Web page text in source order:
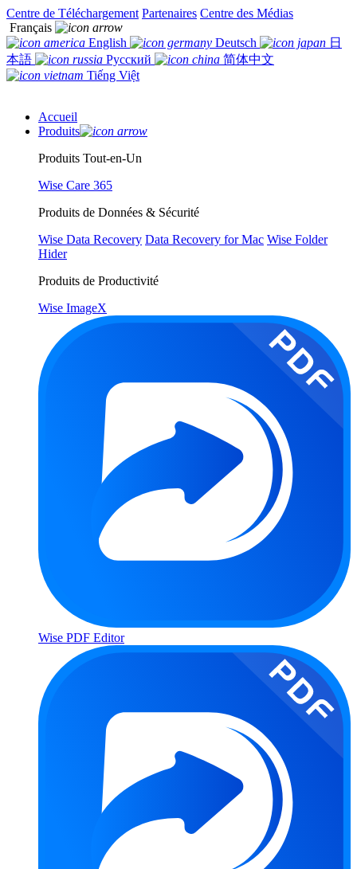
Centre de Téléchargement Partenaires Centre des Médias
Français
English
Deutsch
日
本語
Русский
简体中文
Tiếng Việt
Accueil
Produits
Produits Tout-en-Un
Wise Care 365
Produits de Données & Sécurité
Wise Data Recovery Data Recovery for Mac Wise Folder
Hider
Produits de Productivité
Wise ImageX
Wise PDF Editor